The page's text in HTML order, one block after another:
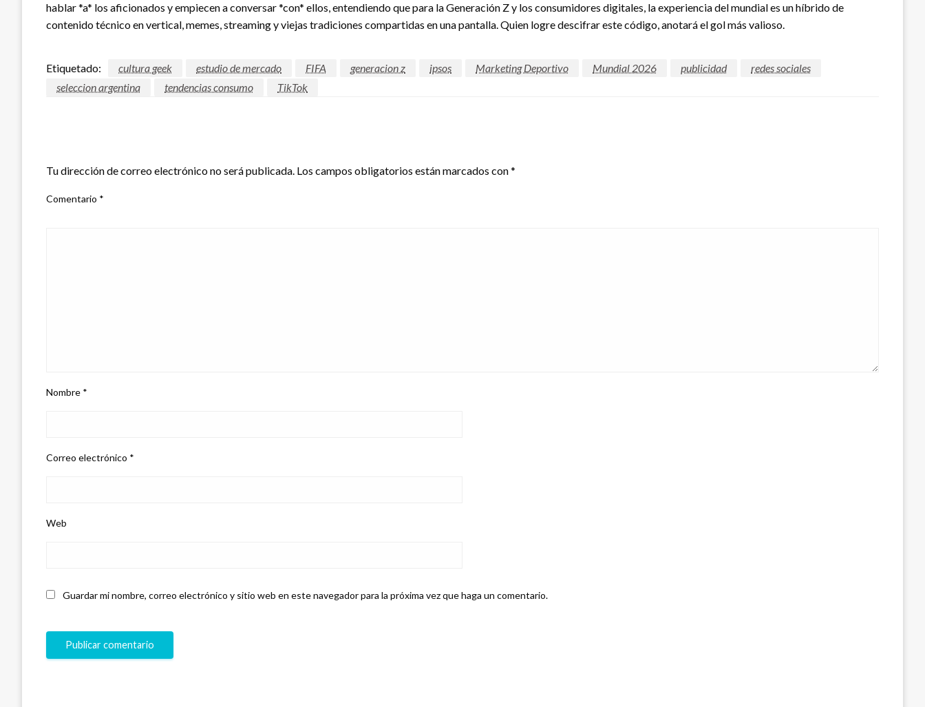
hablar *a* los aficionados y empiecen a conversar *con* ellos, entendiendo que para la Generación Z y los consumidores digitales, la experiencia del mundial es un híbrido de
contenido técnico en vertical, memes, streaming y viejas tradiciones compartidas en una pantalla. Quien logre descifrar este código, anotará el gol más valioso.
Etiquetado: cultura geek estudio de mercado FIFA generacion z ipsos Marketing Deportivo Mundial 2026 publicidad
redes sociales
seleccion argentina
tendencias consumo TikTok
Tu dirección de correo electrónico no será publicada. Los campos obligatorios están marcados con*
Comentario *
Nombre *
Correo electrónico *
Web
Guardar mi nombre, correo electrónico y sitio web en este navegador para la próxima vez que haga un comentario.